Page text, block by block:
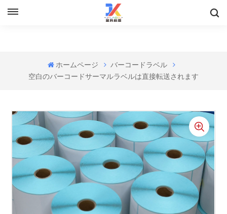
ホームページ
バーコードラベル
空白のバーコードサーマルラベルは直接転送されます